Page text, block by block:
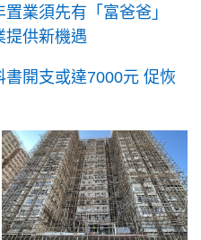
業須先有「富爸爸」
提供新機遇
開支或達7000元 促恢